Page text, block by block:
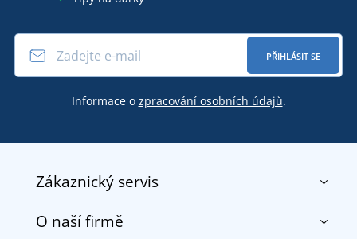
PŘIHLÁSIT SE
Informace o zpracování osobních údajů.
Zákaznický servis
Kontakt
O naší firmě